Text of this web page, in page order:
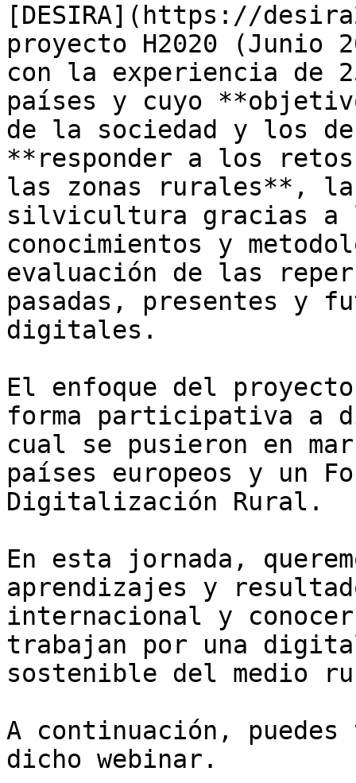
[DESIRA](https://
proyecto H2020 (Junio
con la experiencia de
países y cuyo
de la sociedad y los
**responder a los
las zonas rurales**,
silvicultura gracias a
conocimientos y
evaluación de las
pasadas, presentes y
digitales.
El enfoque del
forma participativa a
cual se pusieron en
países europeos y un
Digitalización Rural.
En esta jornada,
aprendizajes y
internacional y
trabajan por una
sostenible del medio
A continuación,
dicho webinar.